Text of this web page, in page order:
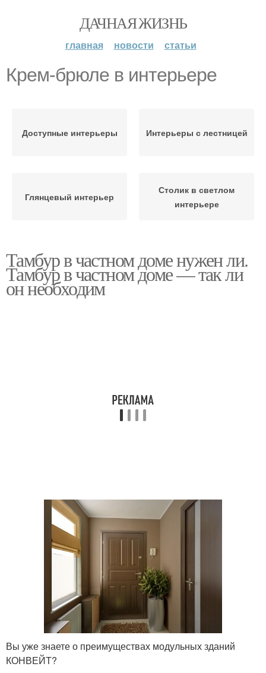
ДАЧНАЯ ЖИЗНЬ
главная новости статьи
Крем-брюле в интерьере
Доступные интерьеры Интерьеры с лестницей
Глянцевый интерьер
Столик в светлом
интерьере
Тамбур в частном доме нужен ли.
Тамбур в частном доме — так ли
он необходим
Вы уже знаете о преимуществах модульных зданий
КОНВЕЙТ?